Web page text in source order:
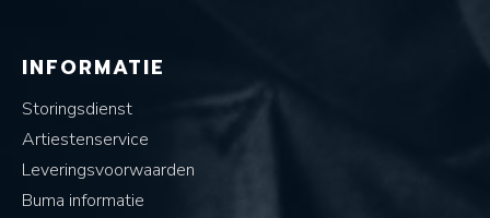
INFORMATIE
Storingsdienst
Artiestenservice
Leveringsvoorwaarden
Buma informatie